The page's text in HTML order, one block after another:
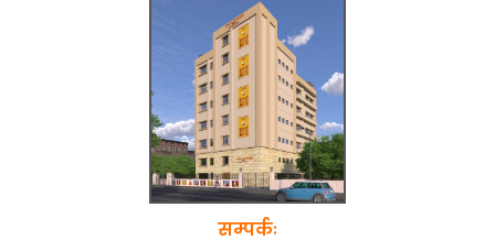
सम्पर्कः